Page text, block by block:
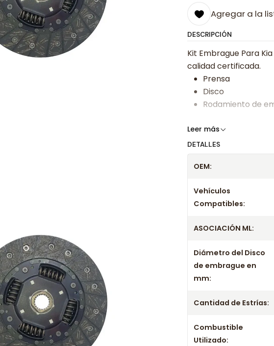
Agregar a la
DESCRIPCIÓN
Kit Embrague Para
calidad certificada.
Prensa
Disco
Rodamiento de
Somos especialistas
confirmación.
Leer más
DETALLES
OEM:
Vehículos
Compatibles:
ASOCIACIÓN ML:
Diámetro del Disco
de embrague en
mm:
Cantidad de Estrías:
Combustible
Utilizado: